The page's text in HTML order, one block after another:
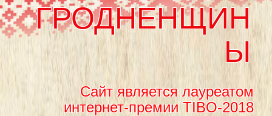
ГРОДНЕНЩИН
Ы
Сайт является лауреатом
интернет-премии TIBO-2018